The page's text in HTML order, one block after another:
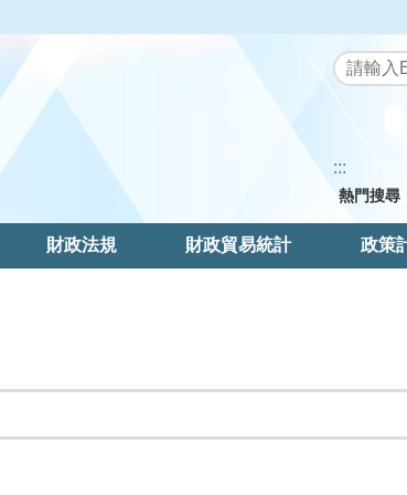
:::
熱門搜尋
財政法規 財政貿易統計 政策